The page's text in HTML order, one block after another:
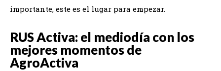
importante, este es el lugar para empezar.
RUS Activa: el mediodía con los
mejores momentos de
AgroActiva